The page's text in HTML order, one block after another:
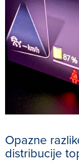
Opazne
distribucije